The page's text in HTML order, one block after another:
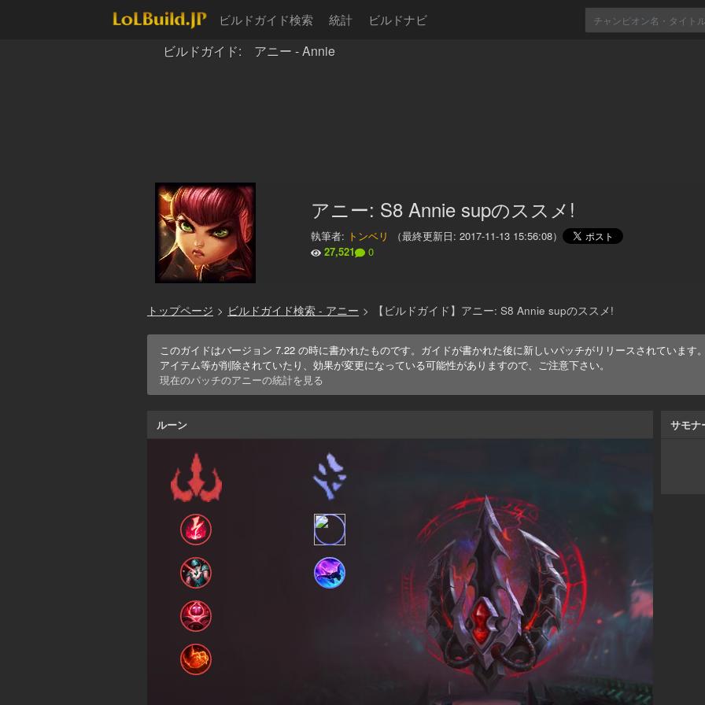
ビルドガイド検索 統計 ビルドナビ
ビルドガイド: アニー - Annie
アニー: S8 Annie supのススメ!
執筆者: トンベリ （最終更新日: 2017-11-13 15:56:08）
27,521
0
トップページ > ビルドガイド検索 - アニー > 【ビルドガイド】アニー: S8 Annie supのススメ!
このガイドはバージョン7.22 の時に書かれたものです。ガイドが書かれた後に新しいパッチがリリースされています
アイテム等が削除されていたり、効果が変更になっている可能性がありますので、ご注意下さい。
現在のパッチのアニーの統計を見る
ルーン サモナ